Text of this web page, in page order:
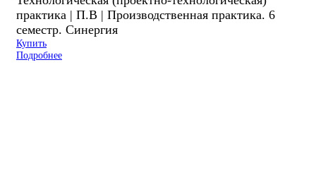
практика | П.В | Производственная практика. 6
семестр. Синергия
Купить
Подробнее